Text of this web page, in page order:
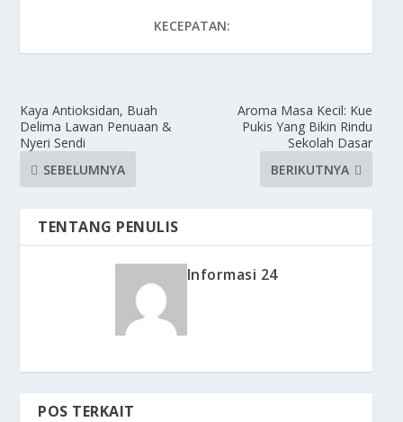
KECEPATAN:
Kaya Antioksidan, Buah
Delima Lawan Penuaan &
Nyeri Sendi
SEBELUMNYA
Aroma Masa Kecil: Kue
Pukis Yang Bikin Rindu
Sekolah Dasar
BERIKUTNYA
TENTANG PENULIS
Informasi 24
POS TERKAIT